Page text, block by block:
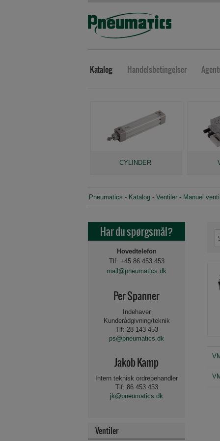
Katalog Handelsbetingelser
CYLINDER
Pneumatics - Katalog - Ventiler - Manuel
Har du spørgsmål?
Hovedtelefon
Tlf: +45 86 453 453
mail@pneumatics.dk
Per Spanner
Indehaver
Kunderådgivning/teknik
Tlf: 28 143 453
ps@pneumatics.dk
Jakob Kamp
Intern teknisk ordrebehandler
Tlf: 86 453 453
jk@pneumatics.dk
Beslag og tilbehør for
Ventiler